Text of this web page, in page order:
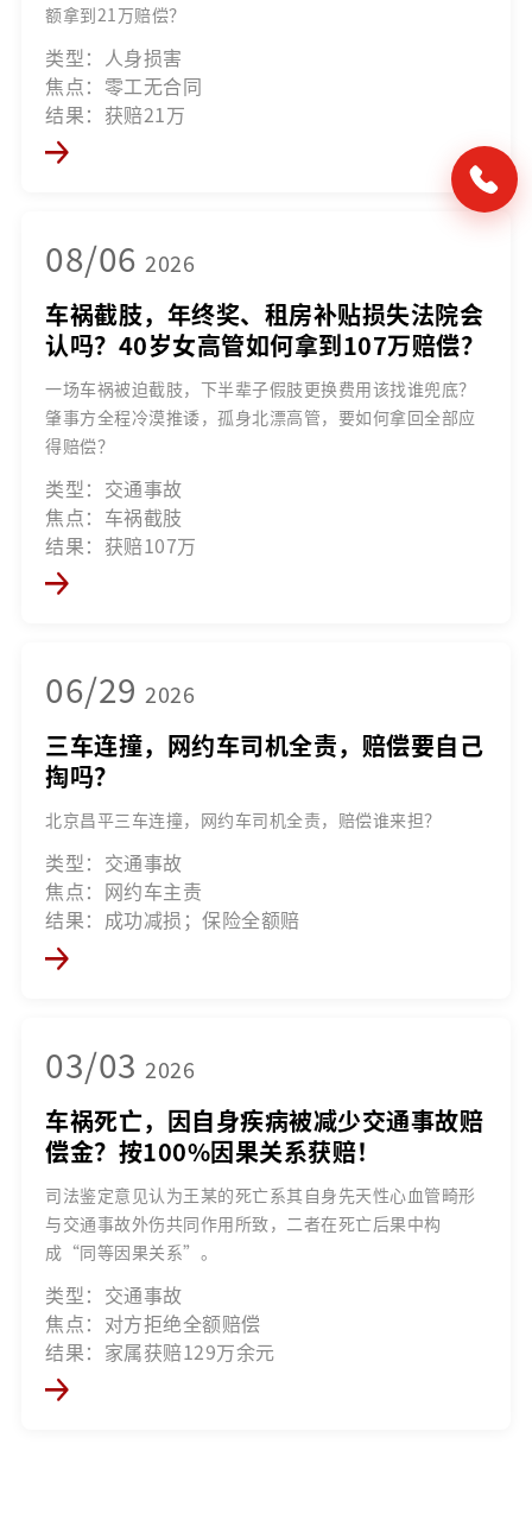
额拿到21万赔偿？
类型：人身损害
焦点：零工无合同
结果：获赔21万
08/06 2026
车祸截肢，年终奖、租房补贴损失法院会
认吗？40岁女高管如何拿到107万赔偿？
一场车祸被迫截肢，下半辈子假肢更换费用该找谁兜底？
肇事方全程冷漠推诿，孤身北漂高管，要如何拿回全部应
得赔偿？
类型：交通事故
焦点：车祸截肢
结果：获赔107万
06/29 2026
三车连撞，网约车司机全责，赔偿要自己
掏吗？
北京昌平三车连撞，网约车司机全责，赔偿谁来担？
类型：交通事故
焦点：网约车主责
结果：成功减损；保险全额赔
03/03 2026
车祸死亡，因自身疾病被减少交通事故赔
偿金？按100%因果关系获赔！
司法鉴定意见认为王某的死亡系其自身先天性心血管畸形
与交通事故外伤共同作用所致，二者在死亡后果中构
成“同等因果关系”。
类型：交通事故
焦点：对方拒绝全额赔偿
结果：家属获赔129万余元